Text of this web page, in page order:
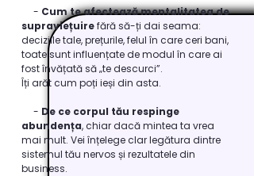
- Cum te afectează mentalitatea de
supraviețuirefără să-ți dai seama:
deciziile tale, prețurile, felul în care ceri bani,
toate sunt influențate de modul în care ai
fost învățată să „te descurci”.
Îți arăt cum poți ieși din asta.​
- De ce corpul tău respinge
abundența, chiar dacă mintea ta vrea
mai mult. Vei înțelege clar legătura dintre
sistemul tău nervos și rezultatele din
business.